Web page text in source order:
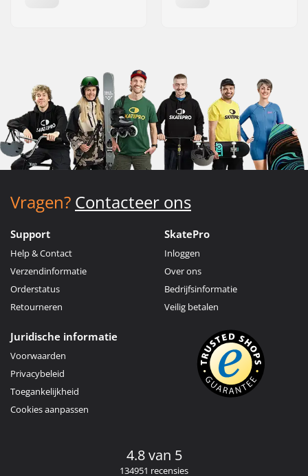
Vragen? Contacteer ons
Support
Help & Contact
Verzendinformatie
Orderstatus
Retourneren
SkatePro
Inloggen
Over ons
Bedrijfsinformatie
Veilig betalen
Juridische informatie
Voorwaarden
Privacybeleid
Toegankelijkheid
Cookies aanpassen
4.8 van 5
134951 recensies